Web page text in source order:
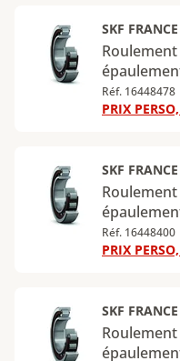
maximale :
SKF FRANCE
Diamètre
extérieur :
maximale :
Réf. 16448478
PRIX
SKF FRANCE
Diamètre
extérieur :
maximale :
Réf. 16448400
PRIX
SKF FRANCE